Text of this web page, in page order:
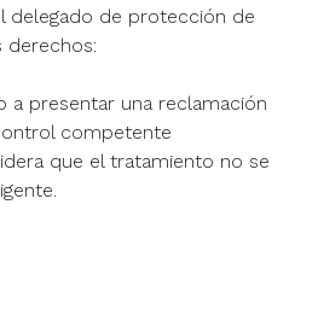
delegado de protección de
derechos:
a presentar una reclamación
competente
que el tratamiento no se